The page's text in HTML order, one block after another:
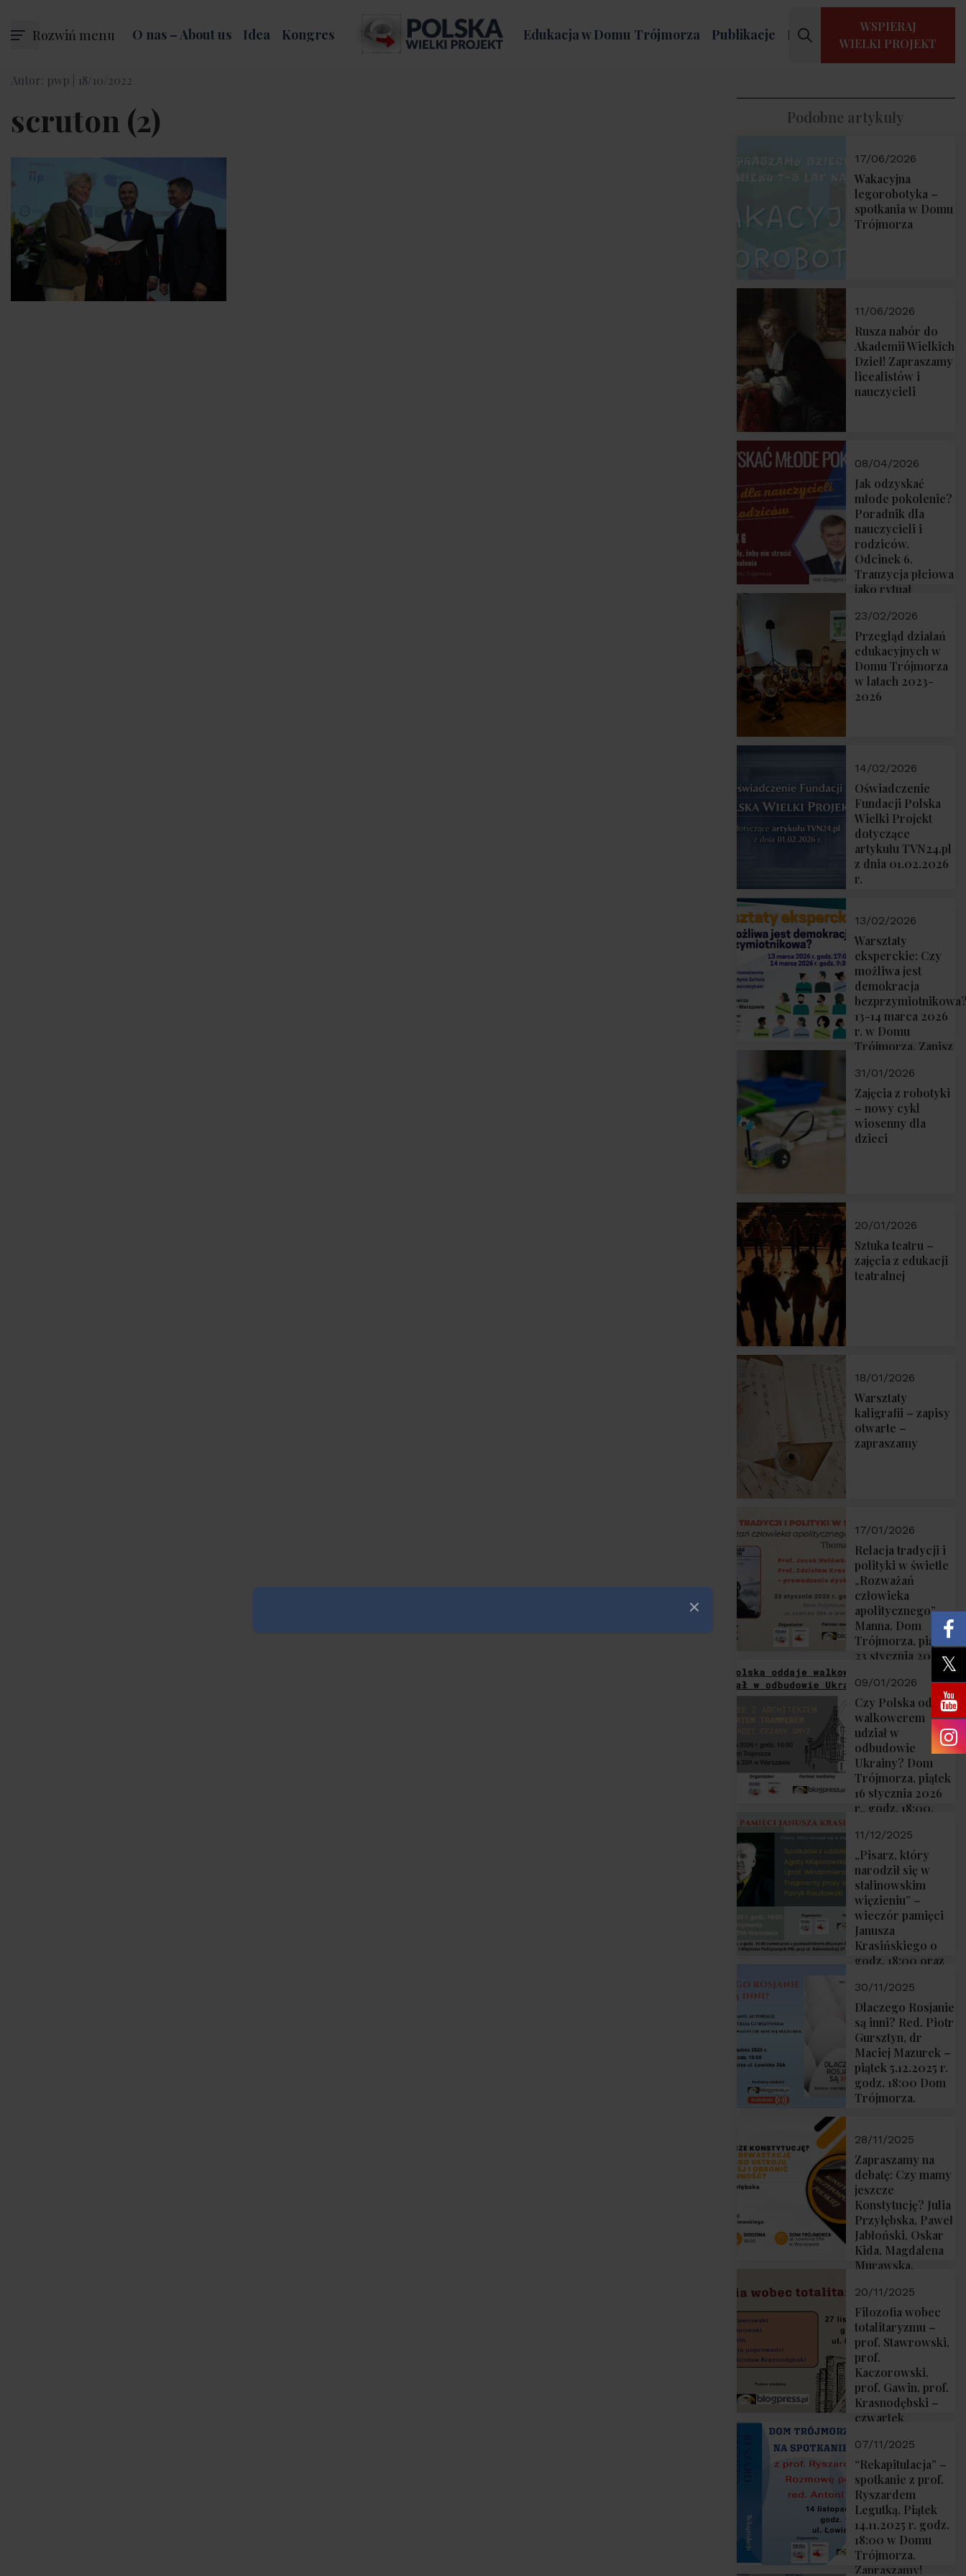
Rozwiń menu O nas – About us Idea Kongres Edukacja w Domu Trójmorza Publikacje Kontakt
WSPIERAJ
WIELKI PROJEKT
Autor: pwp | 18/10/2022
scruton (2) Podobne artykuły
17/06/2026
Wakacyjna
legorobotyka –
spotkania w Domu
Trójmorza
11/06/2026
Rusza nabór do
Akademii Wielkich
Dzieł! Zapraszamy
licealistów i
nauczycieli
08/04/2026
Jak odzyskać
młode pokolenie?
Poradnik dla
nauczycieli i
rodziców.
Odcinek 6.
Tranzycja płciowa
jako rytuał
Rozmawiają red.
Grzegorz Górny i
prof. Michał
Łuczewski
23/02/2026
Przegląd działań
edukacyjnych w
Domu Trójmorza
w latach 2023-
2026
14/02/2026
Oświadczenie
Fundacji Polska
Wielki Projekt
dotyczące
artykułu TVN24.pl
z dnia 01.02.2026
r.
13/02/2026
Warsztaty
eksperckie: Czy
możliwa jest
demokracja
13-14 marca 2026
r. w Domu
Trójmorza. Zapisz
31/01/2026
Zajęcia z robotyki
– nowy cykl
wiosenny dla
dzieci
20/01/2026
Sztuka teatru –
zajęcia z edukacji
teatralnej
18/01/2026
Warsztaty
kaligrafii – zapisy
otwarte –
zapraszamy
17/01/2026
Relacja tradycji i
polityki w świetle
„Rozważań
człowieka
apolitycznego”
Manna. Dom
Trójmorza, piątek
23 stycznia 2026
Zapraszamy!
09/01/2026
Czy Polska oddaje
walkowerem
udział w
odbudowie
Ukrainy? Dom
Trójmorza, piątek
16 stycznia 2026
r., godz. 18:00.
11/12/2025
„Pisarz, który
narodził się w
stalinowskim
więzieniu” –
wieczór pamięci
Janusza
Krasińskiego o
godz. 18:00 oraz
Muzeum
Żołnierzy
Wyklętych i
Więźniów
Politycznych PRL
o godz. 16:00 – 19
grudnia 2025 r.
30/11/2025
Dlaczego Rosjanie
są inni? Red. Piotr
Gursztyn, dr
Maciej Mazurek –
piątek 5.12.2025 r.
godz. 18:00 Dom
Trójmorza.
28/11/2025
Zapraszamy na
debatę: Czy mamy
jeszcze
Konstytucję? Julia
Przyłębska, Paweł
Jabłoński, Oskar
Kida, Magdalena
Murawska,
Sobolewski – 4
grudnia 2025 r.
godz. 18:00.
20/11/2025
Filozofia wobec
totalitaryzmu –
prof. Stawrowski,
prof.
Kaczorowski,
prof. Gawin, prof.
Krasnodębski –
czwartek
18:00
07/11/2025
“Rekapitulacja” –
spotkanie z prof.
Ryszardem
Legutką. Piątek
14.11.2025 r. godz.
18:00 w Domu
Trójmorza.
Zapraszamy!
Zamknij